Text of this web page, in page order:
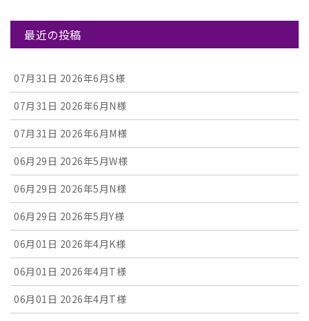
最近の投稿
07月31日 2026年6月S様
07月31日 2026年6月N様
07月31日 2026年6月M様
06月29日 2026年5月W様
06月29日 2026年5月N様
06月29日 2026年5月Y様
06月01日 2026年4月K様
06月01日 2026年4月T様
06月01日 2026年4月T様